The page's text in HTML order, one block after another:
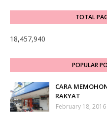
TOTAL
18,457,940
POPULAR
CARA
RAKYAT
February 18, 2016